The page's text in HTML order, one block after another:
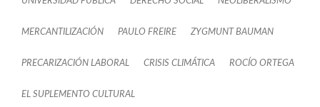
MERCANTILIZACIÓN PAULO FREIRE ZYGMUNT BAUMAN
PRECARIZACIÓN LABORAL CRISIS CLIMÁTICA ROCÍO ORTEGA
EL SUPLEMENTO CULTURAL